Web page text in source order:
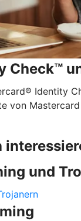
Check™
Identity
von
und